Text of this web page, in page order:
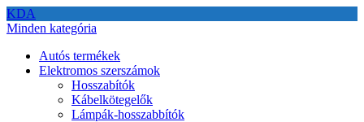
KDA
Minden kategória
Autós termékek
Elektromos szerszámok
Hosszabítók
Kábelkötegelők
Lámpák-hosszabbítók